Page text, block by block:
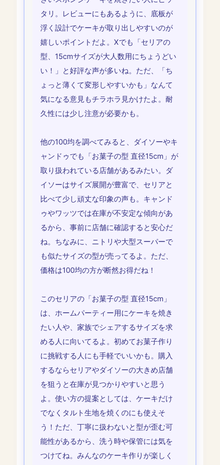
タリ。レビューにもあるように、底板が
浮く設計でケーキが取り出しやすいのが
嬉しいポイントだよ。Xでも「セリアの
型、15cmサイズが大人数用にちょうどい
い！」と好評な声が多いね。ただ、「ち
ょっと薄くて変形しやすいかも」なんて
気になる意見もチラホラ見かけたよ。耐
久性には少し注意が必要かも。
他の100均を調べてみると、ダイソーやキ
ャンドゥでも「お菓子の型 直径15cm」が
取り扱われている店舗があるみたい。ダ
イソーはサイズ展開が豊富で、セリアと
比べて少し頑丈な印象の声も。キャンド
ゥやワッツでは在庫が不安定な傾向があ
るから、事前に店舗に確認すると安心だ
ね。ちなみに、ニトリや大型スーパーで
も似たサイズの型が売ってるよ。ただ、
価格は100均の方が断然お得だね！
このセリアの「お菓子の型 直径15cm」
は、ホームパーティー用にケーキを焼き
たい人や、家族でシェアするサイズを求
める人に向いてるよ。初めてお菓子作り
に挑戦する人にも手軽でいいかも。購入
するならセリアやダイソーの大きめ店舗
を狙うと在庫が見つかりやすいと思う
よ。使い方の提案としては、ケーキだけ
でなくタルト生地を焼くのにも使えそ
う！ただ、丁寧に扱わないと型が歪む可
能性があるから、洗う時や保管には気を
つけてね。みんなのケーキ作りが楽しく